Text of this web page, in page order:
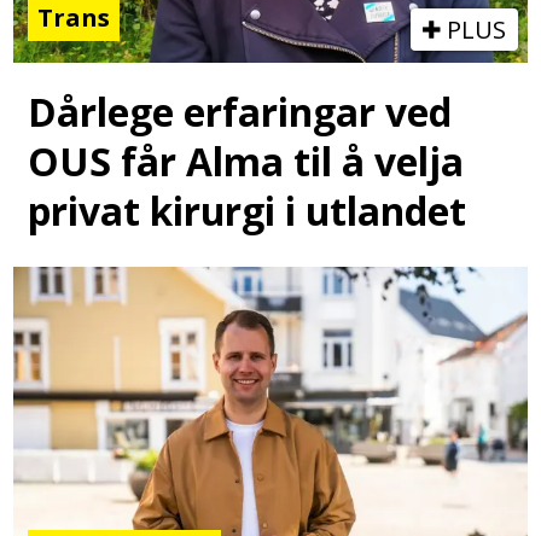
Trans PLUS
Dårlege erfaringar ved
OUS får Alma til å velja
privat kirurgi i utlandet